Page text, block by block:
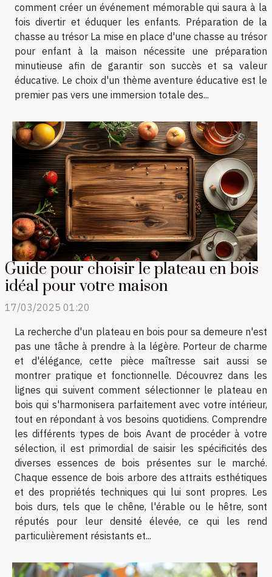
comment créer un événement mémorable qui saura à la
fois divertir et éduquer les enfants. Préparation de la
chasse au trésor La mise en place d'une chasse au trésor
pour enfant à la maison nécessite une préparation
minutieuse afin de garantir son succès et sa valeur
éducative. Le choix d'un thème aventure éducative est le
premier pas vers une immersion totale des...
Guide pour choisir le plateau en bois
idéal pour votre maison
17/03/2025 01:20
La recherche d'un plateau en bois pour sa demeure n'est
pas une tâche à prendre à la légère. Porteur de charme
et d'élégance, cette pièce maîtresse sait aussi se
montrer pratique et fonctionnelle. Découvrez dans les
lignes qui suivent comment sélectionner le plateau en
bois qui s'harmonisera parfaitement avec votre intérieur,
tout en répondant à vos besoins quotidiens. Comprendre
les différents types de bois Avant de procéder à votre
sélection, il est primordial de saisir les spécificités des
diverses essences de bois présentes sur le marché.
Chaque essence de bois arbore des attraits esthétiques
et des propriétés techniques qui lui sont propres. Les
bois durs, tels que le chêne, l'érable ou le hêtre, sont
réputés pour leur densité élevée, ce qui les rend
particulièrement résistants et...